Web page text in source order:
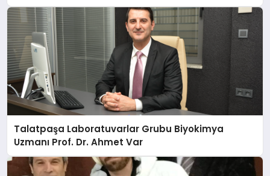
Talatpaşa Laboratuvarlar Grubu Biyokimya
Uzmanı Prof. Dr. Ahmet Var